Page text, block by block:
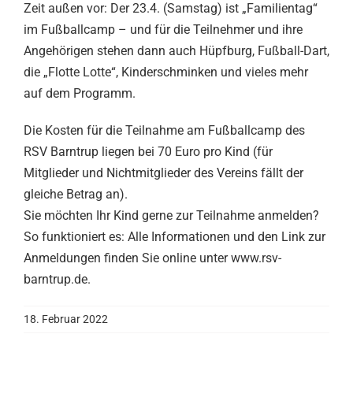
Zeit außen vor: Der 23.4. (Samstag) ist „Familientag“
im Fußballcamp – und für die Teilnehmer und ihre
Angehörigen stehen dann auch Hüpfburg, Fußball-Dart,
die „Flotte Lotte“, Kinderschminken und vieles mehr
auf dem Programm.
Die Kosten für die Teilnahme am Fußballcamp des
RSV Barntrup liegen bei 70 Euro pro Kind (für
Mitglieder und Nichtmitglieder des Vereins fällt der
gleiche Betrag an).
Sie möchten Ihr Kind gerne zur Teilnahme anmelden?
So funktioniert es: Alle Informationen und den Link zur
Anmeldungen finden Sie online unter www.rsv-
barntrup.de.
18. Februar 2022